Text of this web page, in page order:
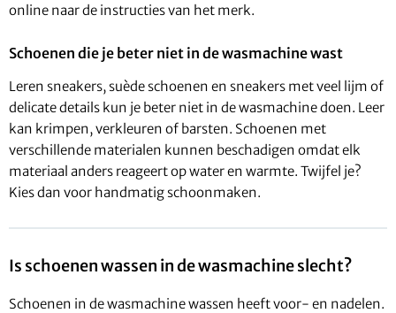
online naar de instructies van het merk.
Schoenen die je beter niet in de wasmachine wast
Leren sneakers, suède schoenen en sneakers met veel lijm of
delicate details kun je beter niet in de wasmachine doen. Leer
kan krimpen, verkleuren of barsten. Schoenen met
verschillende materialen kunnen beschadigen omdat elk
materiaal anders reageert op water en warmte. Twijfel je?
Kies dan voor handmatig schoonmaken.
Is schoenen wassen in de wasmachine slecht?
Schoenen in de wasmachine wassen heeft voor- en nadelen.